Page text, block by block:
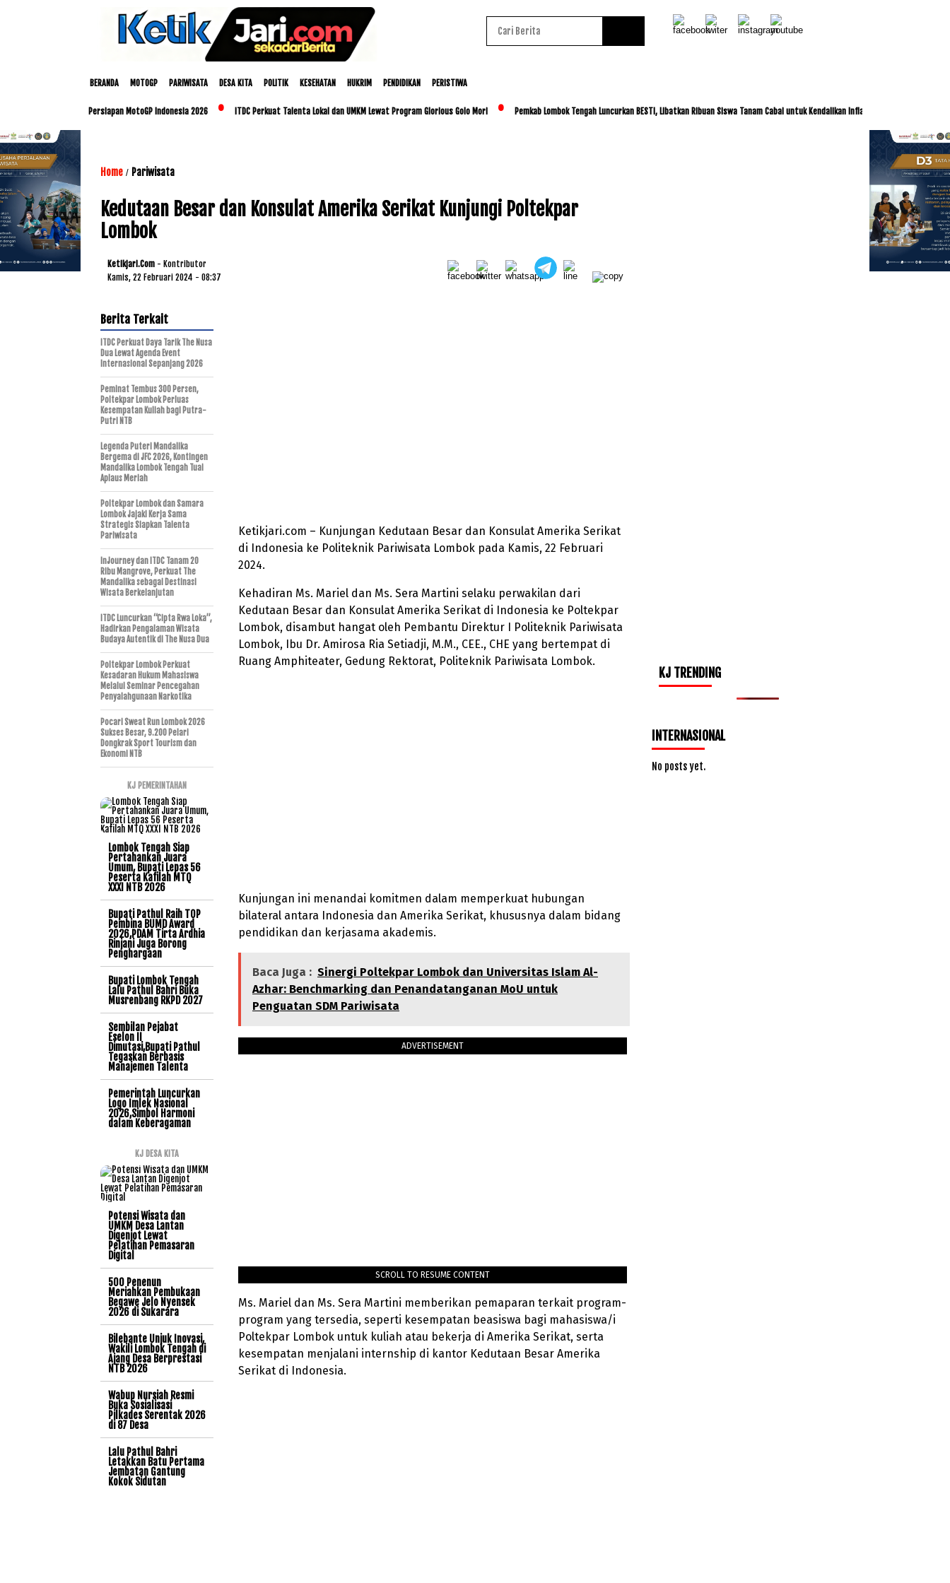
BERANDA MOTOGP PARIWISATA DESA KITA POLITIK KESEHATAN HUKRIM PENDIDIKAN PERISTIWA
NTB Matangkan Persiapan MotoGP Indonesia 2026 ITDC Perkuat Talenta Lokal dan UMKM Lewat Program Glorious Golo Mori Pemkab Lombok Tengah Luncurkan BESTI, Libatkan Ribuan Siswa Tanam Cabai untuk Kendalikan Inflasi
Home / Pariwisata
Kedutaan Besar dan Konsulat Amerika Serikat Kunjungi Poltekpar
Lombok
Ketikjari.com - Kontributor
Kamis, 22 Februari 2024 - 08:37
Ketikjari.com – Kunjungan Kedutaan Besar dan Konsulat Amerika Serikat
di Indonesia ke Politeknik Pariwisata Lombok pada Kamis, 22 Februari
2024.
Kehadiran Ms. Mariel dan Ms. Sera Martini selaku perwakilan dari
Kedutaan Besar dan Konsulat Amerika Serikat di Indonesia ke Poltekpar
Lombok, disambut hangat oleh Pembantu Direktur I Politeknik Pariwisata
Lombok, Ibu Dr. Amirosa Ria Setiadji, M.M., CEE., CHE yang bertempat di
Ruang Amphiteater, Gedung Rektorat, Politeknik Pariwisata Lombok.
Kunjungan ini menandai komitmen dalam memperkuat hubungan
bilateral antara Indonesia dan Amerika Serikat, khususnya dalam bidang
pendidikan dan kerjasama akademis.
Baca Juga : Sinergi Poltekpar Lombok dan Universitas Islam Al-
Azhar: Benchmarking dan Penandatanganan MoU untuk
Penguatan SDM Pariwisata
ADVERTISEMENT
Perkuat Profesionalisme dan Integritas ASN
SCROLL TO RESUME CONTENT
Ms. Mariel dan Ms. Sera Martini memberikan pemaparan terkait program-
program yang tersedia, seperti kesempatan beasiswa bagi mahasiswa/i
Poltekpar Lombok untuk kuliah atau bekerja di Amerika Serikat, serta
kesempatan menjalani internship di kantor Kedutaan Besar Amerika
Serikat di Indonesia.
Berita Terkait
ITDC Perkuat Daya Tarik The Nusa
Dua Lewat Agenda Event
Internasional Sepanjang 2026
Peminat Tembus 300 Persen,
Poltekpar Lombok Perluas
Kesempatan Kuliah bagi Putra-
Putri NTB
Legenda Puteri Mandalika
Bergema di JFC 2026, Kontingen
Mandalika Lombok Tengah Tuai
Aplaus Meriah
Poltekpar Lombok dan Samara
Lombok Jajaki Kerja Sama
Strategis Siapkan Talenta
Pariwisata
InJourney dan ITDC Tanam 20
Ribu Mangrove, Perkuat The
Mandalika sebagai Destinasi
Wisata Berkelanjutan
ITDC Luncurkan “Cipta Rwa Loka”,
Hadirkan Pengalaman Wisata
Budaya Autentik di The Nusa Dua
Poltekpar Lombok Perkuat
Kesadaran Hukum Mahasiswa
Melalui Seminar Pencegahan
Penyalahgunaan Narkotika
Pocari Sweat Run Lombok 2026
Sukses Besar, 9.200 Pelari
Dongkrak Sport Tourism dan
Ekonomi NTB
KJ PEMERINTAHAN
Lombok Tengah Siap
Pertahankan Juara
Umum, Bupati Lepas 56
Peserta Kafilah MTQ
XXXI NTB 2026
Bupati Pathul Raih TOP
Pembina BUMD Award
2026,PDAM Tirta Ardhia
Rinjani Juga Borong
Penghargaan
Bupati Lombok Tengah
Lalu Pathul Bahri Buka
Musrenbang RKPD 2027
Sembilan Pejabat
Eselon II
Dimutasi,Bupati Pathul
Tegaskan Berbasis
Manajemen Talenta
Pemerintah Luncurkan
Logo Imlek Nasional
2026,Simbol Harmoni
dalam Keberagaman
KJ DESA KITA
Potensi Wisata dan
UMKM Desa Lantan
Digenjot Lewat
Pelatihan Pemasaran
Digital
500 Penenun
Meriahkan Pembukaan
Begawe Jelo Nyensek
2026 di Sukarara
Bilebante Unjuk Inovasi,
Wakili Lombok Tengah di
Ajang Desa Berprestasi
NTB 2026
Wabup Nursiah Resmi
Buka Sosialisasi
Pilkades Serentak 2026
di 87 Desa
Lalu Pathul Bahri
Letakkan Batu Pertama
Jembatan Gantung
Kokok Sidutan
KJ TRENDING
INTERNASIONAL
No posts yet.